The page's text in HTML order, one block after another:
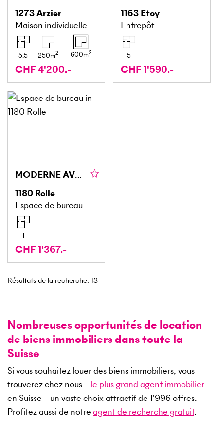
1273Arzier
Maison individuelle
5.5 250m2 600m2
CHF 4'200.-
1163 Etoy
Entrepôt
5
CHF 1'590.-
MODERNE AVEC SOLUTION DE SERVICE ADAPTÉ
1180 Rolle
Espace de bureau
1
CHF 1'367.-
Résultats de la recherche: 13
Nombreuses opportunités de location
de biens immobiliers dans toute la
Suisse
Si vous souhaitez louer des biens immobiliers, vous
trouverez chez nous – le plus grand agent immobilier
en Suisse – un vaste choix attractif de 1'996 offres.
Profitez aussi de notre agent de recherche gratuit.